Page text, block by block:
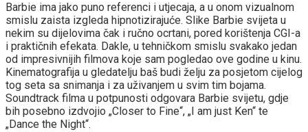
Barbie ima jako puno referenci i utjecaja, a u onom vizualnom
smislu zaista izgleda hipnotizirajuće. Slike Barbie svijeta u
nekim su dijelovima čak i ručno ocrtani, pored korištenja CGI-a
i praktičnih efekata. Dakle, u tehničkom smislu svakako jedan
od impresivnijih filmova koje sam pogledao ove godine u kinu.
Kinematografija u gledatelju baš budi želju za posjetom cijelog
tog seta sa snimanja i za uživanjem u svim tim bojama.
Soundtrack filma u potpunosti odgovara Barbie svijetu, gdje
bih posebno izdvojio „Closer to Fine“, „I am just Ken“ te
„Dance the Night“.